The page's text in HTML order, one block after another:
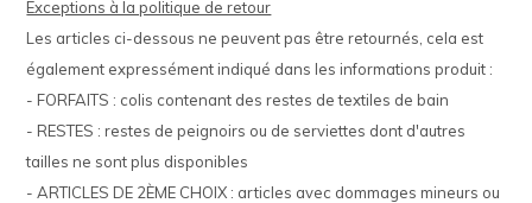
Exceptions à la politique de retour
Les articles ci-dessous ne peuvent pas être retournés, cela est
également expressément indiqué dans les informations produit :
- FORFAITS : colis contenant des restes de textiles de bain
- RESTES : restes de peignoirs ou de serviettes dont d'autres
tailles ne sont plus disponibles
- ARTICLES DE 2ÈME CHOIX : articles avec dommages mineurs ou